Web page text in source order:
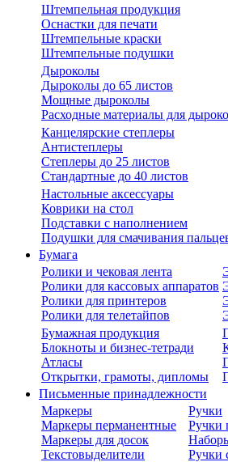
Штемпельная продукция
Оснастки для печати
Штемпельные краски
Штемпельные подушки
Дыроколы
Дыроколы до 65 листов
Мощные дыроколы
Расходные материалы для
Канцелярские степлеры
Антистеплеры
Степлеры до 25 листов
Стандартные до 40 листов
Настольные аксессуары
Коврики на стол
Подставки с наполнением
Подушки для смачивания
Бумага
Ролики и чековая лента
Ролики для кассовых аппаратов
Ролики для принтеров
Ролики для телетайпов
Бумажная продукция
Блокноты и бизнес-тетради
Атласы
Открытки, грамоты, дипломы
Письменные принадлежности
Маркеры
Маркеры перманентные
Маркеры для досок
Текстовыделители
Ручки
Ручки
Ручки